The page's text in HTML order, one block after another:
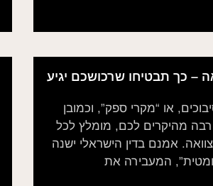
– כך תבטיחו שרכושכם יגיע
או “מקרי ספק”, וכמובן
מהיקרים לכם, מומלץ לכל
אמנם בדין הישראלי ישנה
המעבירה את